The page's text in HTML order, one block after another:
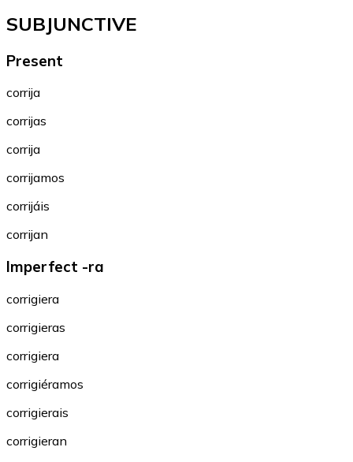
SUBJUNCTIVE
Present
corrija
corrijas
corrija
corrijamos
corrijáis
corrijan
Imperfect -ra
corrigiera
corrigieras
corrigiera
corrigiéramos
corrigierais
corrigieran